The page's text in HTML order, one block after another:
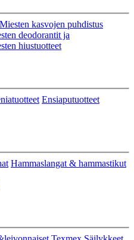
Miesten kasvojen puhdistus
deodorantit ja
hiustuotteet
Ensiaputuotteet
Hammaslangat & hammastikut